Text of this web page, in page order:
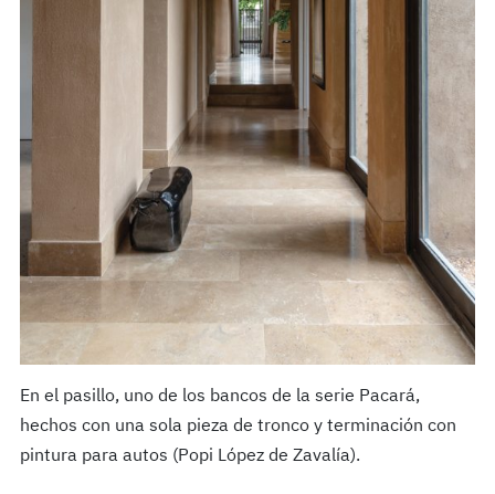
En el pasillo, uno de los bancos de la serie Pacará,
hechos con una sola pieza de tronco y terminación con
pintura para autos (Popi López de Zavalía).